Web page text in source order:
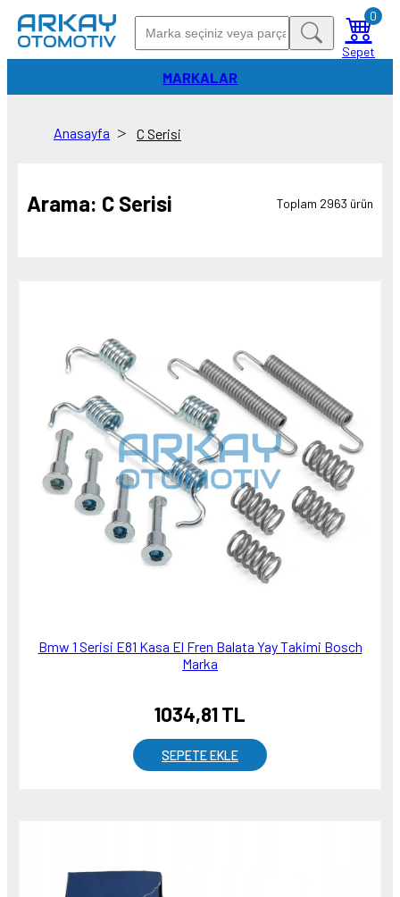
0
Sepet
MARKALAR
Anasayfa C Serisi
Arama: C Serisi Toplam 2963 ürün
Bmw 1 Serisi E81 Kasa El Fren Balata Yay Takimi Bosch
Marka
1034,81 TL
SEPETE EKLE